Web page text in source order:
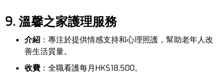
9. 溫馨之家護理服務
介紹 ：專注於提供情感支持和心理照護，幫助老年人改
善生活質量。
收費 ：全職看護每月HK$18,500。